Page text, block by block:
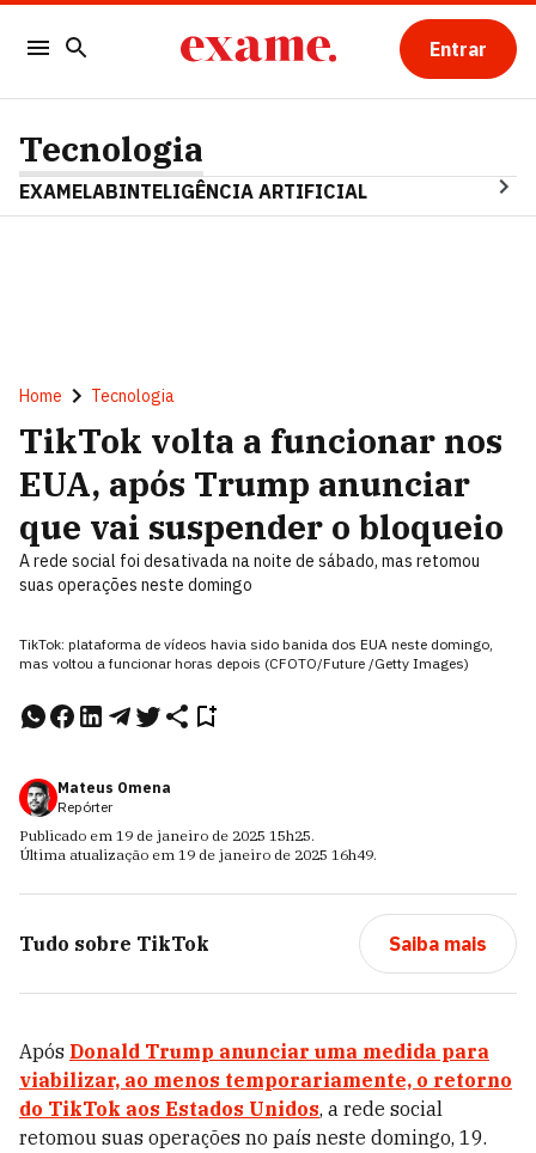
Entrar
Tecnologia
EXAMELABINTELIGÊNCIA ARTIFICIAL
Home Tecnologia
TikTok volta a funcionar nos
EUA, após Trump anunciar
que vai suspender o bloqueio
A rede social foi desativada na noite de sábado, mas retomou
suas operações neste domingo
TikTok: plataforma de vídeos havia sido banida dos EUA neste domingo,
mas voltou a funcionar horas depois (CFOTO/Future /Getty Images)
Mateus Omena
Repórter
Publicado em 19 de janeiro de 2025 15h25.
Última atualização em 19 de janeiro de 2025 16h49.
Tudo sobre TikTok Saiba mais
Após Donald Trump anunciar uma medida para
viabilizar, ao menos temporariamente, o retorno
do TikTok aos Estados Unidos, a rede social
retomou suas operações no país neste domingo, 19.